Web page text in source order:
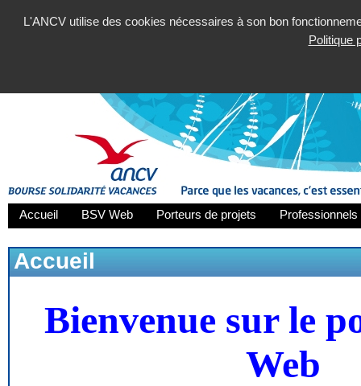
L'ANCV utilise des cookies nécessaires à son bon
Politique
Accueil BSV Web Porteurs de projets
Accueil
Bienvenue sur le
Web